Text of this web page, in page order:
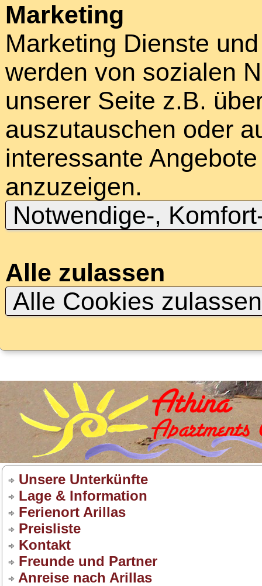
Marketing
Marketing Dienste
werden von sozialen
unserer Seite z.B.
auszutauschen oder
interessante
anzuzeigen.
Notwendige-,
Alle zulassen
Alle Cookies
Unsere Unterkünfte
Lage & Information
Ferienort Arillas
Preisliste
Kontakt
Freunde und Partner
Anreise nach Arillas